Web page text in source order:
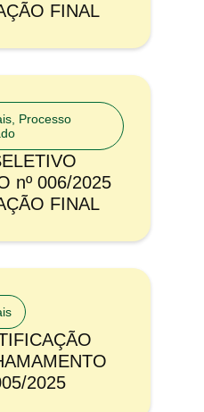
FINAL
Processo
nº 006/2025
FINAL
2025